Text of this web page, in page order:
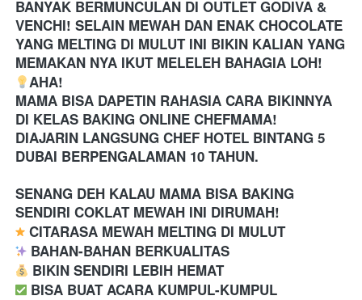
BANYAK BERMUNCULAN DI OUTLET GODIVA &
VENCHI! SELAIN MEWAH DAN ENAK CHOCOLATE
YANG MELTING DI MULUT INI BIKIN KALIAN YANG
MEMAKAN NYA IKUT MELELEH BAHAGIA LOH!
AHA!
MAMA BISA DAPETIN RAHASIA CARA BIKINNYA
DI KELAS BAKING ONLINE CHEFMAMA!
DIAJARIN LANGSUNG CHEF HOTEL BINTANG 5
DUBAI BERPENGALAMAN 10 TAHUN.
SENANG DEH KALAU MAMA BISA BAKING
SENDIRI COKLAT MEWAH INI DIRUMAH!
CITARASA MEWAH MELTING DI MULUT
BAHAN-BAHAN BERKUALITAS
BIKIN SENDIRI LEBIH HEMAT
BISA BUAT ACARA KUMPUL-KUMPUL